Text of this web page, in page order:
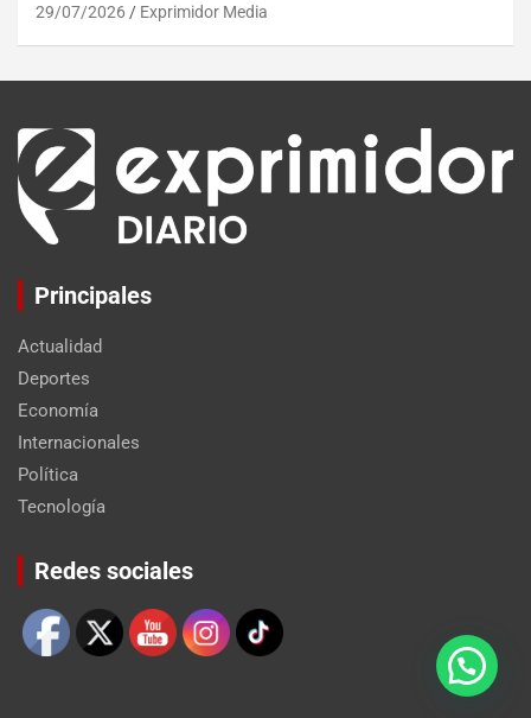
29/07/2026 Exprimidor Media
Principales
Actualidad
Deportes
Economía
Internacionales
Política
Tecnología
Redes sociales